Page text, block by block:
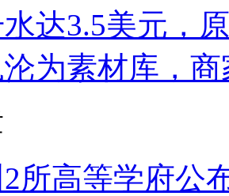
达3.5美元，
为素材库，
所高等学府公